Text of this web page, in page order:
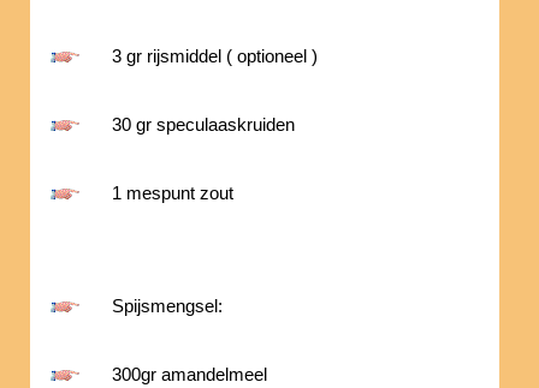
3 gr rijsmiddel ( optioneel )
30 gr speculaaskruiden
1 mespunt zout
Spijsmengsel:
300gr amandelmeel